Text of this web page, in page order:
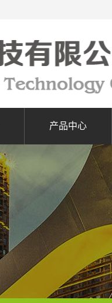
产品中心